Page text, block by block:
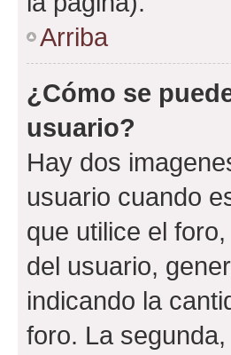
Arriba
¿Cómo se
usuario?
Hay dos
usuario cuando
que utilice el
del usuario,
indicando la
foro. La